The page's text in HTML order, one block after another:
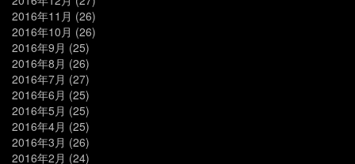
2016年11月 (26)
2016年10月 (26)
2016年9月 (25)
2016年8月 (26)
2016年7月 (27)
2016年6月 (25)
2016年5月 (25)
2016年4月 (25)
2016年3月 (26)
2016年2月 (24)